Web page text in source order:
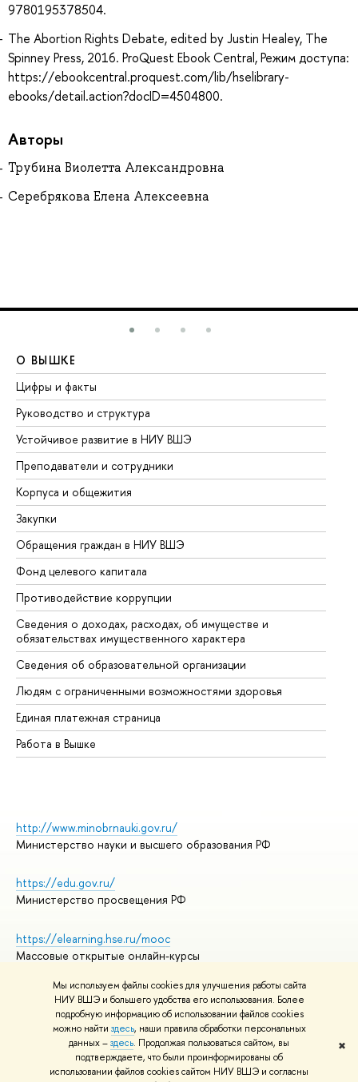
Мы используем файлы cookies для улучшения работы сайта
НИУ ВШЭ и большего удобства его использования. Более
подробную информацию об использовании файлов cookies
можно найти здесь, наши правила обработки персональных
данных –здесь. Продолжая пользоваться сайтом, вы
подтверждаете, что были проинформированы об
использовании файлов cookies сайтом НИУ ВШЭ и согласны
✖
9780195378504.
The Abortion Rights Debate, edited by Justin Healey, The
Spinney Press, 2016. ProQuest Ebook Central, Режим доступа:
https://ebookcentral.proquest.com/lib/hselibrary-
ebooks/detail.action?docID=4504800.
Авторы
Трубина Виолетта Александровна
Серебрякова Елена Алексеевна
О ВЫШКЕ
Цифры и факты
Руководство и структура
Устойчивое развитие в НИУ ВШЭ
Преподаватели и сотрудники
Корпуса и общежития
Закупки
Обращения граждан в НИУ ВШЭ
Фонд целевого капитала
Противодействие коррупции
Сведения о доходах, расходах, об имуществе и
обязательствах имущественного характера
Сведения об образовательной организации
Людям с ограниченными возможностями здоровья
Единая платежная страница
Работа в Вышке
http://www.minobrnauki.gov.ru/
Министерство науки и высшего образования РФ
https://edu.gov.ru/
Министерство просвещения РФ
https://elearning.hse.ru/mooc
Массовые открытые онлайн-курсы
© НИУ ВШЭ 1993–2026
Адреса и контакты
Условия использования материалов
Политика конфиденциальности
Правила применения рекомендательных технологий в НИУ ВШЭ